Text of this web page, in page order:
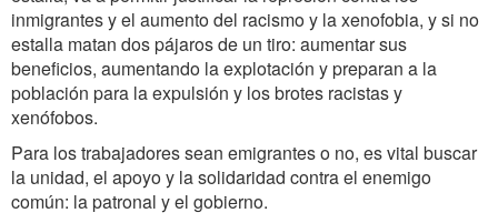
inmigrantes y el aumento del racismo y la xenofobia, y si no
estalla matan dos pájaros de un tiro: aumentar sus
beneficios, aumentando la explotación y preparan a la
población para la expulsión y los brotes racistas y
xenófobos.
Para los trabajadores sean emigrantes o no, es vital buscar
la unidad, el apoyo y la solidaridad contra el enemigo
común: la patronal y el gobierno.